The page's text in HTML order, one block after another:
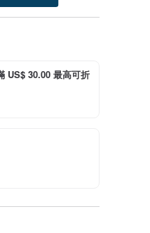
US$ 30.00 最高可折